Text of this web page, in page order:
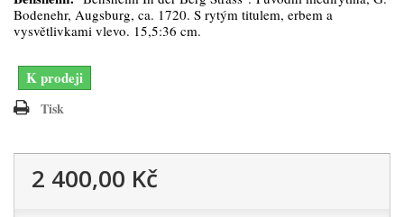
Bodenehr, Augsburg, ca. 1720. S rytým titulem, erbem a
vysvětlivkami vlevo. 15,5:36 cm.
K prodeji
Tisk
2 400,00 Kč